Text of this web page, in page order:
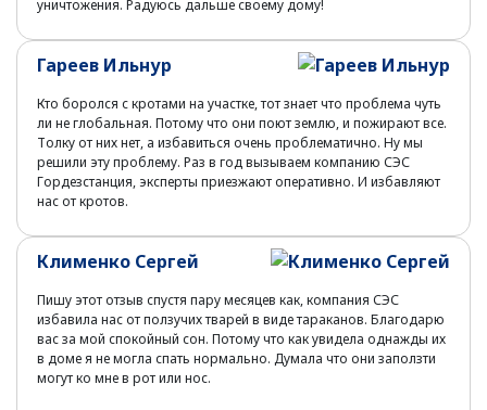
уничтожения. Радуюсь дальше своему дому!
Гареев Ильнур
Кто боролся с кротами на участке, тот знает что проблема чуть
ли не глобальная. Потому что они поют землю, и пожирают все.
Толку от них нет, а избавиться очень проблематично. Ну мы
решили эту проблему. Раз в год вызываем компанию СЭС
Гордезстанция, эксперты приезжают оперативно. И избавляют
нас от кротов.
Клименко Сергей
Пишу этот отзыв спустя пару месяцев как, компания СЭС
избавила нас от ползучих тварей в виде тараканов. Благодарю
вас за мой спокойный сон. Потому что как увидела однажды их
в доме я не могла спать нормально. Думала что они заползти
могут ко мне в рот или нос.